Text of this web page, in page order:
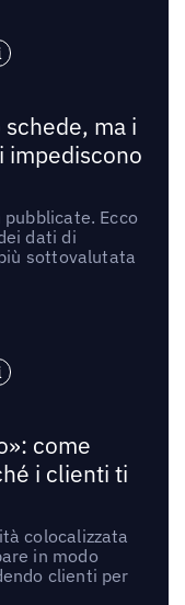
ma i
impediscono
Ecco
dati di
sottovalutata
come
i clienti ti
colocalizzata
in modo
clienti per